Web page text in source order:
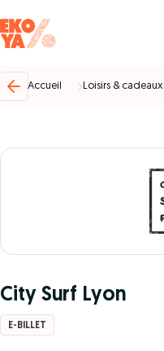
Accueil Loisirs & cadeaux
City Surf Lyon
E-BILLET